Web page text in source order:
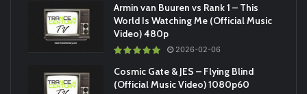
Armin van Buuren vs Rank 1 – This
World Is Watching Me (Official Music
Video) 480p
2026-02-06
Cosmic Gate & JES – Flying Blind
(Official Music Video) 1080p60